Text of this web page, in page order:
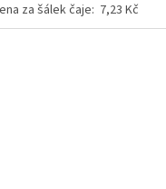
za šálek čaje: 7,23 Kč